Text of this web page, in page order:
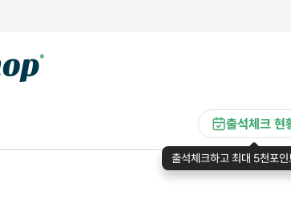
출석체크 현
출석체크하고 최대 5천포인